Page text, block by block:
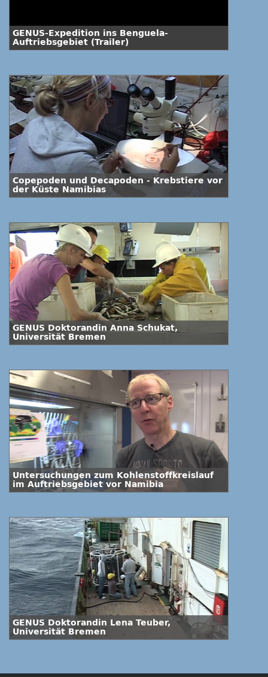
GENUS-Expedition ins Benguela-
Auftriebsgebiet (Trailer)
Copepoden und Decapoden - Krebstiere vor
der Küste Namibias
GENUS Doktorandin Anna Schukat,
Universität Bremen
Untersuchungen zum Kohlenstoffkreislauf
im Auftriebsgebiet vor Namibia
GENUS Doktorandin Lena Teuber,
Universität Bremen